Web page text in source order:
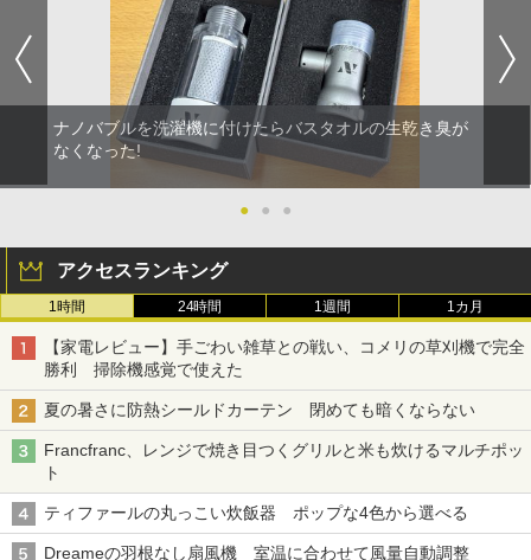
ナノバブルを洗濯機に付けたらバスタオルの生乾き臭が
なくなった!
● ● ●
アクセスランキング
1時間 24時間 1週間 1カ月
【家電レビュー】手ごわい雑草との戦い、コメリの草刈機で完全
勝利 掃除機感覚で使えた
夏の暑さに防熱シールドカーテン 閉めても暗くならない
Francfranc、レンジで焼き目つくグリルと米も炊けるマルチポッ
ト
ティファールの丸っこい炊飯器 ポップな4色から選べる
Dreameの羽根なし扇風機 室温に合わせて風量自動調整